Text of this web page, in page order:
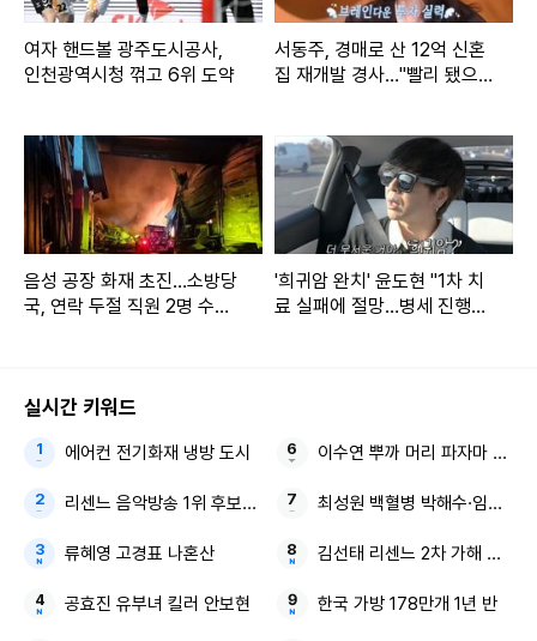
여자 핸드볼 광주도시공사,
인천광역시청 꺾고 6위 도약
서동주, 경매로 산 12억 신혼
집 재개발 경사…"빨리 됐으
음성 공장 화재 초진…소방당
국, 연락 두절 직원 2명 수색
'희귀암 완치' 윤도현 "1차 치
료 실패에 절망…병세 진행
실시간 키워드
에어컨 전기화재 냉방 도시
리센느 음악방송 1위 후보 에스파
류혜영 고경표 나혼산
공효진 유부녀 킬러 안보현
이수연 뿌까 머리 파자마 파티
최성원 백혈병 박해수·임철수
김선태 리센느 2차 가해 논란
한국 가방 178만개 1년 반